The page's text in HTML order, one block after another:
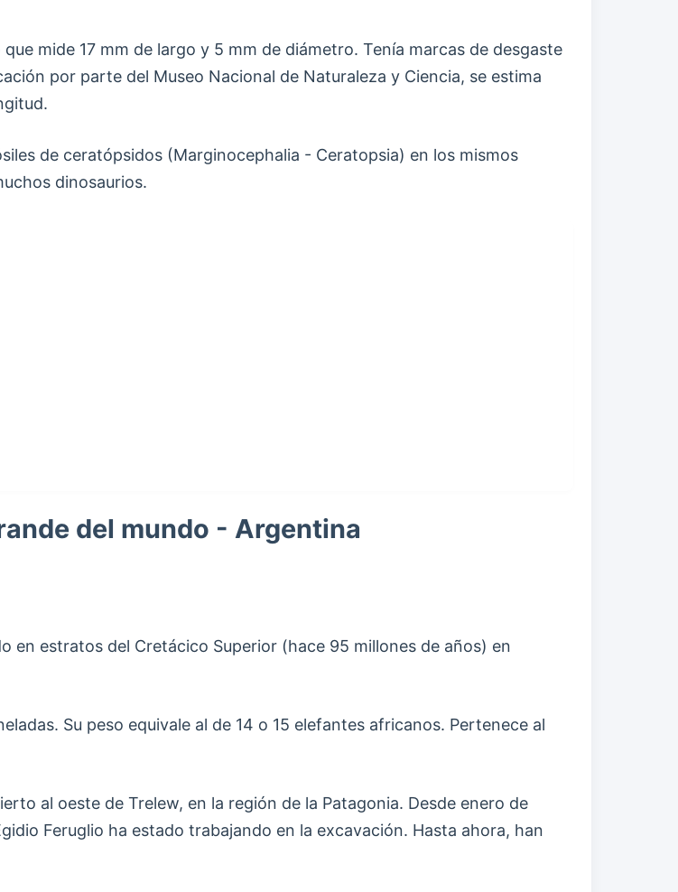
mide 17 mm de largo y 5 mm de diámetro. Tenía marcas de desgaste
por parte del Museo Nacional de Naturaleza y Ciencia, se estima
de ceratópsidos (Marginocephalia - Ceratopsia) en los mismos
dinosaurios.
del mundo - Argentina
en estratos del Cretácico Superior (hace 95 millones de años) en
Su peso equivale al de 14 o 15 elefantes africanos. Pertenece al
al oeste de Trelew, en la región de la Patagonia. Desde enero de
Feruglio ha estado trabajando en la excavación. Hasta ahora, han